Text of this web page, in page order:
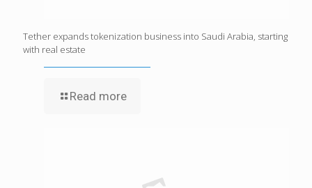
Tether expands tokenization business into Saudi Arabia, starting
with real estate
Read more